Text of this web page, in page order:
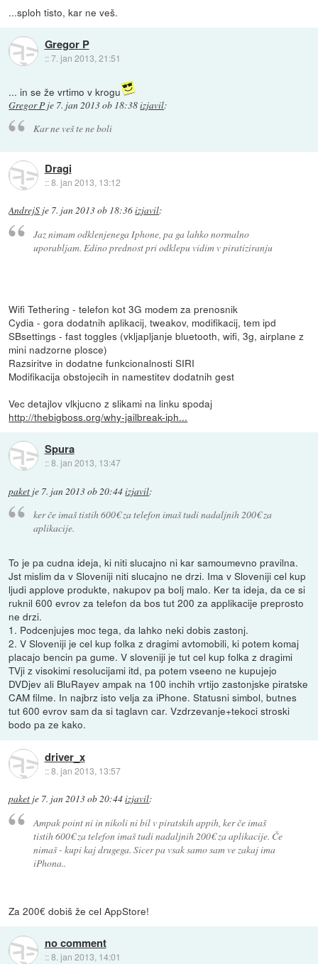
...sploh tisto, kar ne veš.
Gregor P
::7. jan 2013, 21:51
... in se že vrtimo v krogu
Gregor P je 7. jan 2013 ob 18:38izjavil:
Kar ne veš te ne boli
Dragi
::8. jan 2013, 13:12
AndrejS je 7. jan 2013 ob 18:36izjavil:
Jaz nimam odklenjenega Iphone, pa ga lahko normalno
uporabljam. Edino prednost pri odklepu vidim v piratiziranju
Wifi Tethering - telefon kot 3G modem za prenosnik
Cydia - gora dodatnih aplikacij, tweakov, modifikacij, tem ipd
SBsettings - fast toggles (vkljapljanje bluetooth, wifi, 3g, airplane z
mini nadzorne plosce)
Razsiritve in dodatne funkcionalnosti SIRI
Modifikacija obstojecih in namestitev dodatnih gest
Vec detajlov vlkjucno z slikami na linku spodaj
http://thebigboss.org/why-jailbreak-iph...
Spura
::8. jan 2013, 13:47
paket je 7. jan 2013 ob 20:44izjavil:
ker če imaš tistih 600€ za telefon imaš tudi nadaljnih 200€ za
aplikacije.
To je pa cudna ideja, ki niti slucajno ni kar samoumevno pravilna.
Jst mislim da v Sloveniji niti slucajno ne drzi. Ima v Sloveniji cel kup
ljudi applove produkte, nakupov pa bolj malo. Ker ta ideja, da ce si
ruknil 600 evrov za telefon da bos tut 200 za applikacije preprosto
ne drzi.
1. Podcenjujes moc tega, da lahko neki dobis zastonj.
2. V Sloveniji je cel kup folka z dragimi avtomobili, ki potem komaj
placajo bencin pa gume. V sloveniji je tut cel kup folka z dragimi
TVji z visokimi resolucijami itd, pa potem vseeno ne kupujejo
DVDjev ali BluRayev ampak na 100 inchih vrtijo zastonjske piratske
CAM filme. In najbrz isto velja za iPhone. Statusni simbol, butnes
tut 600 evrov sam da si taglavn car. Vzdrzevanje+tekoci stroski
bodo pa ze kako.
driver_x
::8. jan 2013, 13:57
paket je 7. jan 2013 ob 20:44izjavil:
Ampak point ni in nikoli ni bil v piratskih appih, ker če imaš
tistih 600€ za telefon imaš tudi nadaljnih 200€ za aplikacije. Če
nimaš - kupi kaj drugega. Sicer pa vsak samo sam ve zakaj ima
iPhona..
Za 200€ dobiš že cel AppStore!
no comment
::8. jan 2013, 14:01